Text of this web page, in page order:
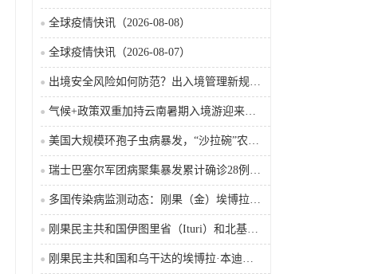
全球疫情快讯（2026-08-08）
全球疫情快讯（2026-08-07）